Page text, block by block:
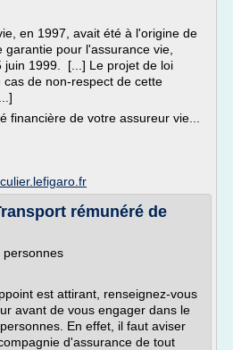
en 1997, avait été à l'origine de
pour l'assurance vie,
juin 1999. [...] Le projet de loi
de non-respect de cette
financière de votre assureur vie...
rémunéré de
personnes
est attirant, renseignez-vous
avant de vous engager dans le
En effet, il faut aviser
d'assurance de tout